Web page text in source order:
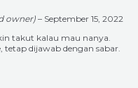
owner)– September 15, 2022
takut kalau mau nanya.
tetap dijawab dengan sabar.